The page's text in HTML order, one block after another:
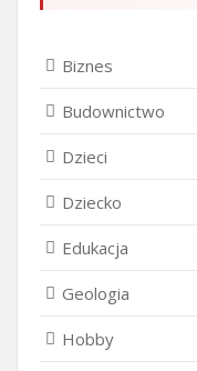
Biznes
Budownictwo
Dzieci
Dziecko
Edukacja
Geologia
Hobby